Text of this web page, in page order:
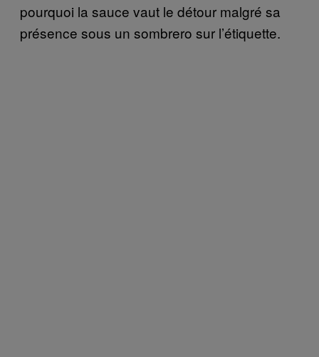
pourquoi la sauce vaut le détour malgré sa
présence sous un sombrero sur l’étiquette.